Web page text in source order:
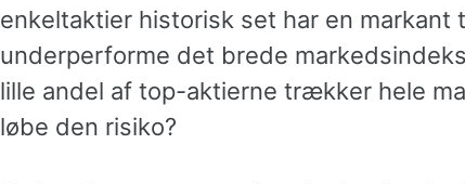
enkeltaktier historisk set har en markant
underperforme det brede
lille andel af top-aktierne trækker hele
løbe den risiko?